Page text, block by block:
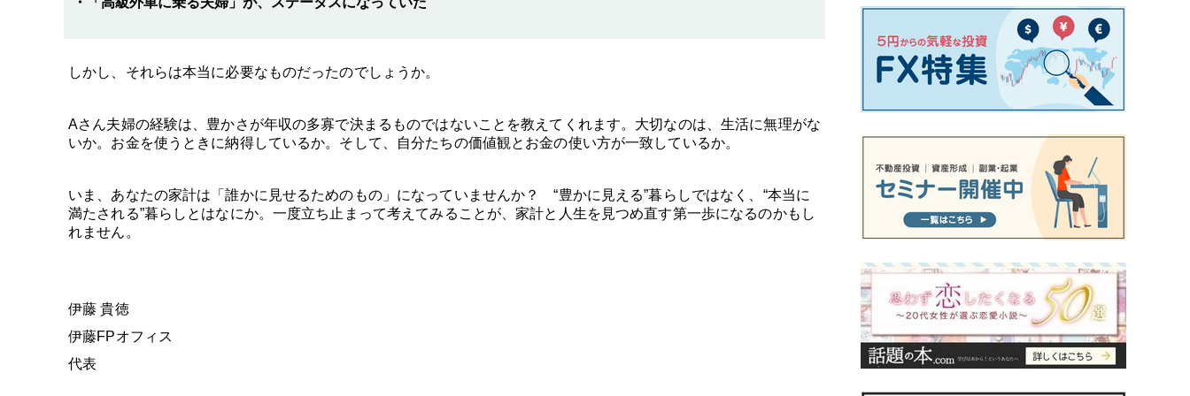
しかし、それらは本当に必要なものだったのでしょうか。
Aさん夫婦の経験は、豊かさが年収の多寡で決まるものではないことを教えてくれます。大切なのは、生活に無理がな
いか。お金を使うときに納得しているか。そして、自分たちの価値観とお金の使い方が一致しているか。
いま、あなたの家計は「誰かに見せるためのもの」になっていませんか？ “豊かに見える”暮らしではなく、“本当に
満たされる”暮らしとはなにか。一度立ち止まって考えてみることが、家計と人生を見つめ直す第一歩になるのかもし
れません。
伊藤 貴徳
伊藤FPオフィス
代表